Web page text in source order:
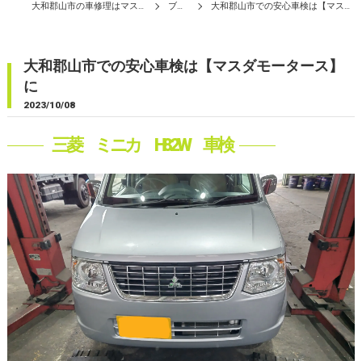
大和郡山市の車修理はマスダモータース ブログ 大和郡山市での安心車検は【マスダモータース】に
大和郡山市での安心車検は【マスダモータース】
に
2023/10/08
三菱 ミニカ H82W 車検